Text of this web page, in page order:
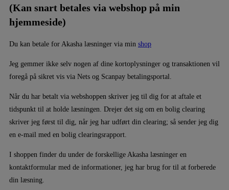
(Kan snart betales via webshop på min
hjemmeside)
Du kan betale for Akasha læsninger via min shop
Jeg gemmer ikke selv nogen af dine kortoplysninger og transaktionen vil
foregå på sikret vis via Nets og Scanpay betalingsportal.
Når du har betalt via webshoppen skriver jeg til dig for at aftale et
tidspunkt til at holde læsningen. Drejer det sig om en bolig clearing
skriver jeg først til dig, når jeg har udført din clearing; så sender jeg dig
en e-mail med en bolig clearingsrapport.
I shoppen finder du under de forskellige Akasha læsninger en
kontaktformular med de informationer, jeg har brug for til at forberede
din læsning.